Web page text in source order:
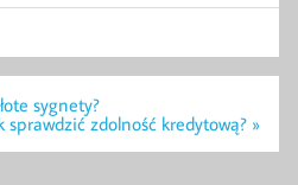
sygnety?
sprawdzić zdolność kredytową? »